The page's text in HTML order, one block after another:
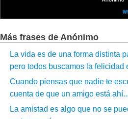
Más frases de Anónimo
La vida es de una forma distinta
pero todos buscamos la felicidad
Cuando piensas que nadie te
cuenta de que un amigo está
La amistad es algo que no se